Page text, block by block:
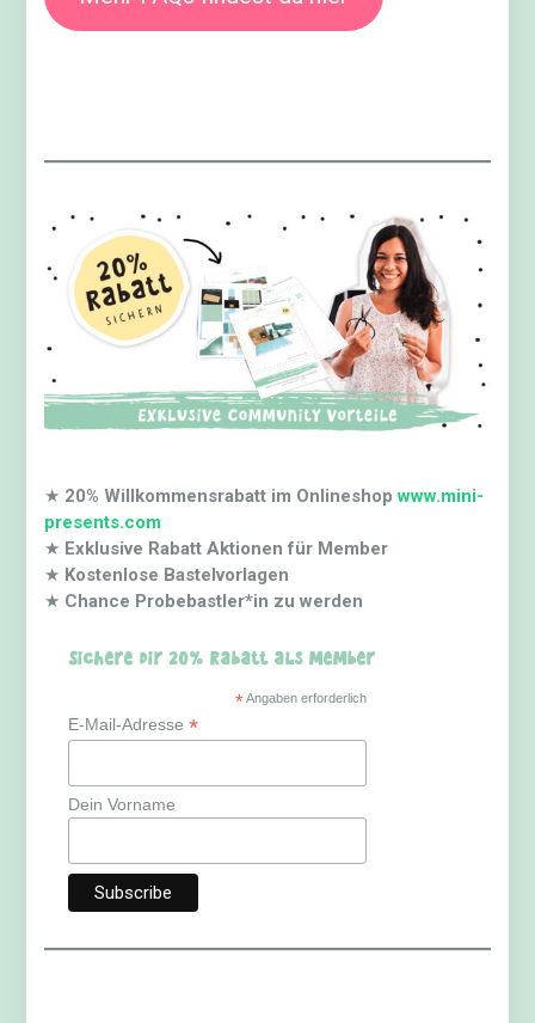
★ 20% Willkommensrabatt im Onlineshopwww.mini-
presents.com
★ Exklusive Rabatt Aktionen für Member
★ Kostenlose Bastelvorlagen
★ Chance Probebastler*in zu werden
Sichere dir 20% Rabatt als Member
*Angaben erforderlich
E-Mail-Adresse*
Dein Vorname